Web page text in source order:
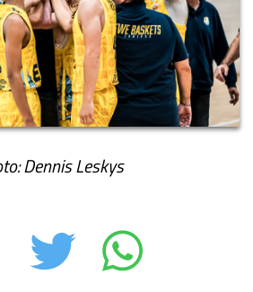
Dennis Leskys